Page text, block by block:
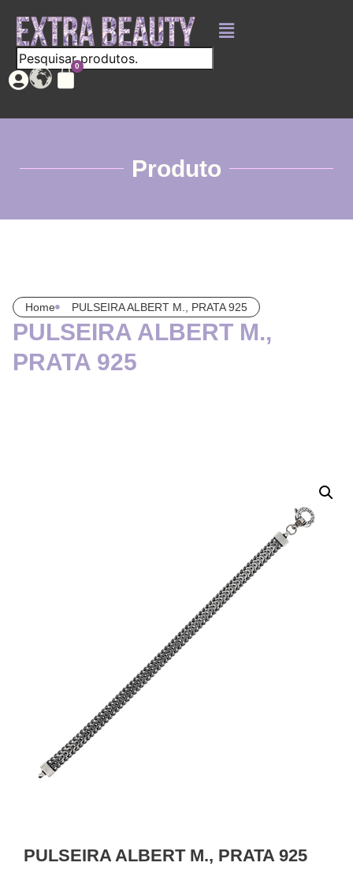
Produto
Home PULSEIRA ALBERT M., PRATA 925
PULSEIRA ALBERT M.,
PRATA 925
PULSEIRA ALBERT M., PRATA 925